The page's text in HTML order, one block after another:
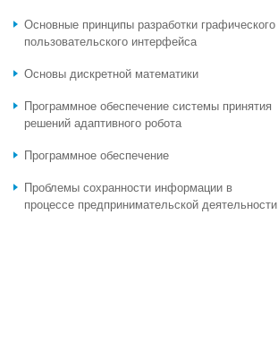
Основные принципы разработки графического
пользовательского интерфейса
Основы дискретной математики
Программное обеспечение системы принятия
решений адаптивного робота
Программное обеспечение
Проблемы сохранности информации в
процессе предпринимательской деятельности